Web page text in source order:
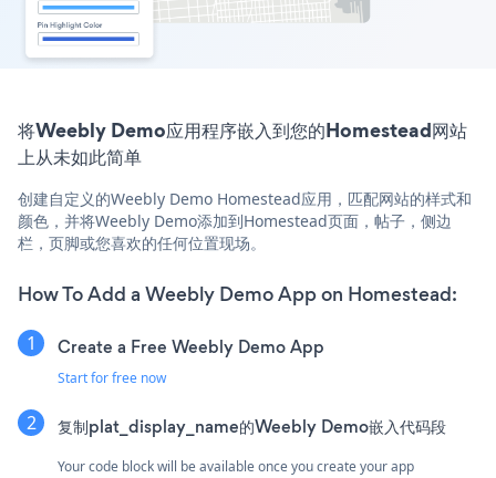
将Weebly Demo应用程序嵌入到您的Homestead网站
上从未如此简单
创建自定义的Weebly Demo Homestead应用，匹配网站的样式和
颜色，并将Weebly Demo添加到Homestead页面，帖子，侧边
栏，页脚或您喜欢的任何位置现场。
How To Add a Weebly Demo App on Homestead:
Create a Free Weebly Demo App
Start for free now
复制plat_display_name的Weebly Demo嵌入代码段
Your code block will be available once you create your app